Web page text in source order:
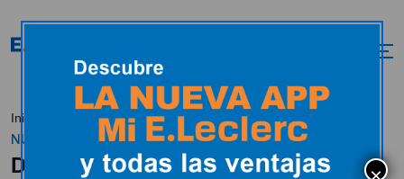
Inicio Actualidad En estos momentos
DESCUBRE
NUESTRAS TARJETAS REGALO.
DESCUBRE NUESTRAS TARJETAS